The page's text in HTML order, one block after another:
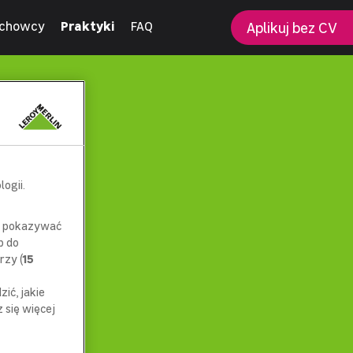
Praktyki FAQ Aplikuj bez CV
pokazywać
do
(15
jakie
się więcej